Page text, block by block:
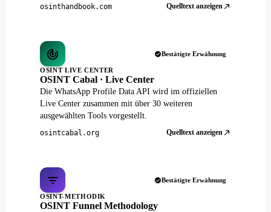
osinthandbook.com Quelltext anzeigen
Bestätigte Erwähnung
OSINT LIVE CENTER
OSINT Cabal · Live Center
Die WhatsApp Profile Data API wird im offiziellen
Live Center zusammen mit über 30 weiteren
ausgewählten Tools vorgestellt.
osintcabal.org Quelltext anzeigen
Bestätigte Erwähnung
OSINT-METHODIK
OSINT Funnel Methodology